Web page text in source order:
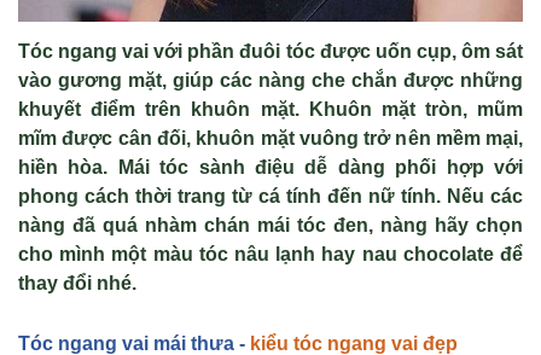
Tóc ngang vai với phần đuôi tóc được uốn cụp, ôm sát
vào gương mặt, giúp các nàng che chắn được những
khuyết điểm trên khuôn mặt. Khuôn mặt tròn, mũm
mĩm được cân đối, khuôn mặt vuông trở nên mềm mại,
hiền hòa. Mái tóc sành điệu dễ dàng phối hợp với
phong cách thời trang từ cá tính đến nữ tính. Nếu các
nàng đã quá nhàm chán mái tóc đen, nàng hãy chọn
cho mình một màu tóc nâu lạnh hay nau chocolate để
thay đổi nhé.
Tóc ngang vai mái thưa - kiểu tóc ngang vai đẹp